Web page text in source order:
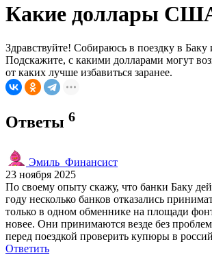
Какие доллары США
Здравствуйте! Собираюсь в поездку в
Подскажите, с какими долларами могут
от каких лучше избавиться заранее.
Ответы 6
Эмиль_Финансист
23 ноября 2025
По своему опыту скажу, что банки Баку
году несколько банков отказались
только в одном обменнике на площади
новее. Они принимаются везде без
перед поездкой проверить купюры в
Ответить